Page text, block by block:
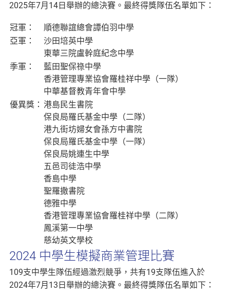
2025年7月14日舉辦的總決賽。最終得獎隊伍名單如下：
冠軍：
順德聯誼總會譚伯羽中學
亞軍：
沙田培英中學
東華三院盧幹庭紀念中學
季軍：
藍田聖保祿中學
香港管理專業協會羅桂祥中學（一隊）
中華基督教青年會中學
優異獎： 港島民生書院
保良局羅氏基金中學（二隊）
港九街坊婦女會孫方中書院
保良局羅氏基金中學（一隊）
保良局姚連生中學
五邑司徒浩中學
香島中學
聖羅撒書院
德雅中學
香港管理專業協會羅桂祥中學（二隊）
鳳溪第一中學
慈幼英文學校
2024 中學生模擬商業管理比賽
109支中學生隊伍經過激烈競爭，共有19支隊伍進入於
2024年7月13日舉辦的總決賽。最終得獎隊伍名單如下：